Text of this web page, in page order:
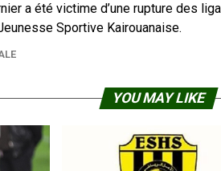
a été victime d’une rupture des
Sportive Kairouanaise.
YOU MAY LIKE